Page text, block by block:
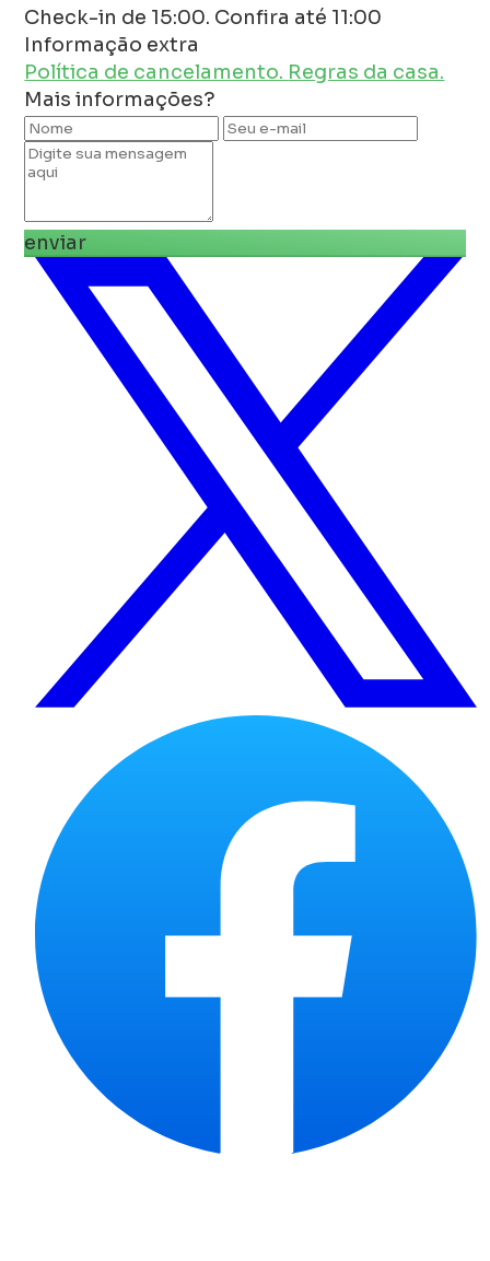
Check-in de 15:00. Confira até 11:00
Informação extra
Política de cancelamento. Regras da casa.
Mais informações?
enviar